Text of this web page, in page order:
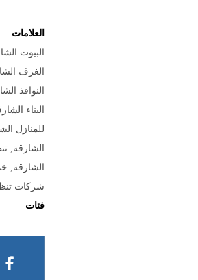
العلامات
البيوت
الغرف
النوافذ
البناء
للمنازل
الشارقة ,
الشارقة
شركات
فئات